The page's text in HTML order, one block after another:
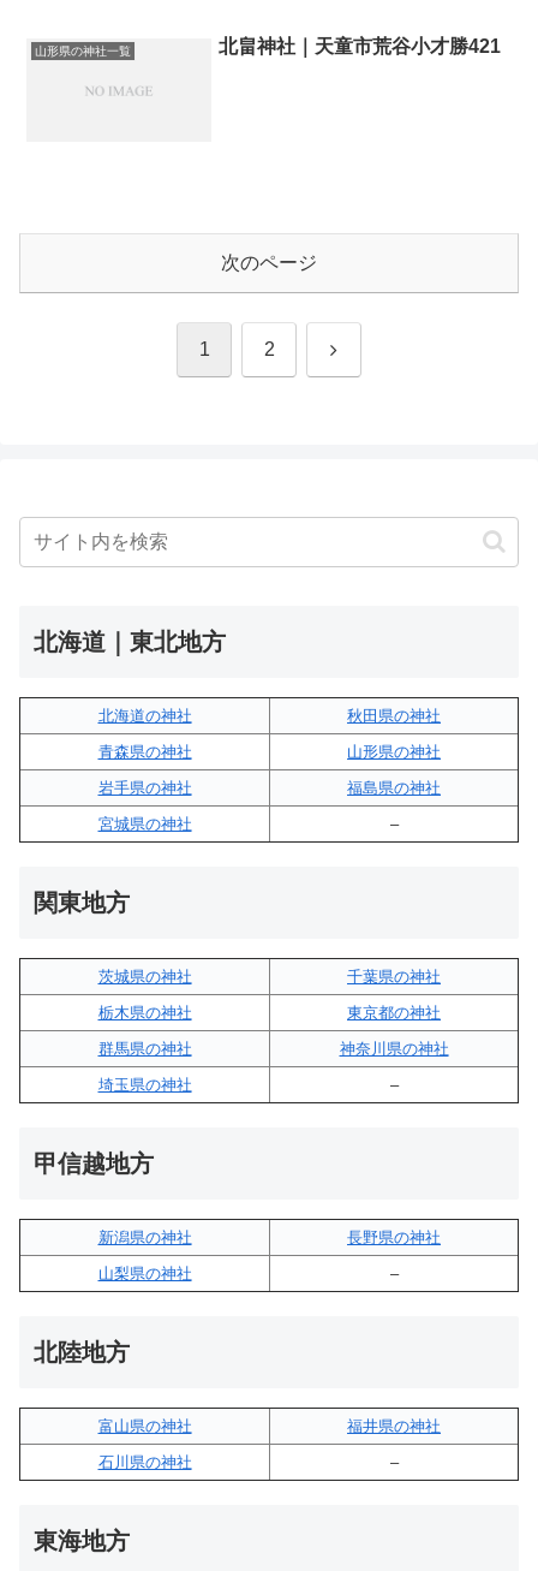
山形県の神社一覧 北畠神社｜天童市荒谷小才勝421
次のページ
1 2 次
北海道｜東北地方
北海道の神社
秋田県の神社
青森県の神社
山形県の神社
岩手県の神社
福島県の神社
宮城県の神社
–
関東地方
茨城県の神社
千葉県の神社
栃木県の神社
東京都の神社
群馬県の神社
神奈川県の神社
埼玉県の神社
–
甲信越地方
新潟県の神社
長野県の神社
山梨県の神社
–
北陸地方
富山県の神社
福井県の神社
石川県の神社
–
東海地方